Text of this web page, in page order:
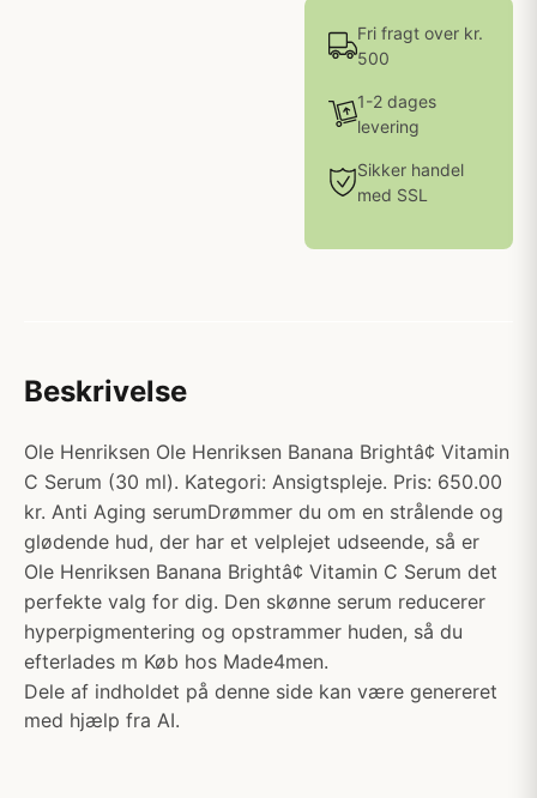
Fri fragt over kr.
500
1-2 dages
levering
Sikker handel
med SSL
Beskrivelse
Ole Henriksen Ole Henriksen Banana Brightâ¢ Vitamin
C Serum (30 ml). Kategori: Ansigtspleje. Pris: 650.00
kr. Anti Aging serumDrømmer du om en strålende og
glødende hud, der har et velplejet udseende, så er
Ole Henriksen Banana Brightâ¢ Vitamin C Serum det
perfekte valg for dig. Den skønne serum reducerer
hyperpigmentering og opstrammer huden, så du
efterlades m Køb hos Made4men.
Dele af indholdet på denne side kan være genereret
med hjælp fra AI.